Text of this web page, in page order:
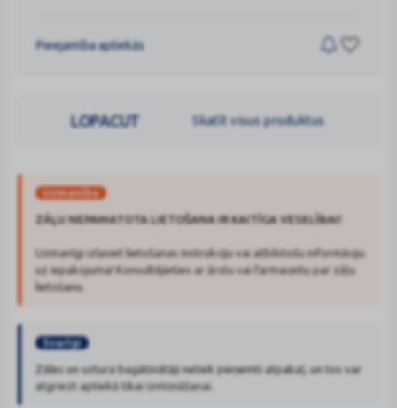
Pieejamība aptiekās
LOPACUT Skatīt visus produktus
Uzmanību
ZĀĻU NEPAMATOTA LIETOŠANA IR KAITĪGA VESELĪBAI!
Uzmanīgi izlasiet lietošanas instrukciju vai atbilstošu informāciju
uz iepakojuma! Konsultējieties ar ārstu vai farmaceitu par zāļu
lietošanu.
Svarīgi
Zāles un uztura bagātinātāji netiek pieņemti atpakaļ, un tos var
atgriezt aptiekā tikai iznīcināšanai.